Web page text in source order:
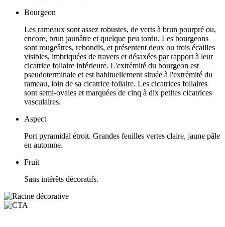
Bourgeon
Les rameaux sont assez robustes, de verts à brun pourpré ou,
encore, brun jaunâtre et quelque peu tordu. Les bourgeons
sont rougeâtres, rebondis, et présentent deux ou trois écailles
visibles, imbriquées de travers et désaxées par rapport à leur
cicatrice foliaire inférieure. L'extrémité du bourgeon est
pseudoterminale et est habituellement située à l'extrémité du
rameau, loin de sa cicatrice foliaire. Les cicatrices foliaires
sont semi-ovales et marquées de cinq à dix petites cicatrices
vasculaires.
Aspect
Port pyramidal étroit. Grandes feuilles vertes claire, jaune pâle
en automne.
Fruit
Sans intérêts décoratifs.